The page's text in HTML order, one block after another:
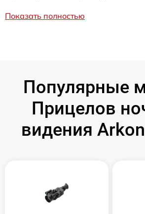
Показать полностью
Популярные
Прицелов
видения